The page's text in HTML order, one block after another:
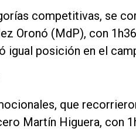
competitivas, se
Oronó (MdP), con
igual posición en el
que
Martín Higuera, con